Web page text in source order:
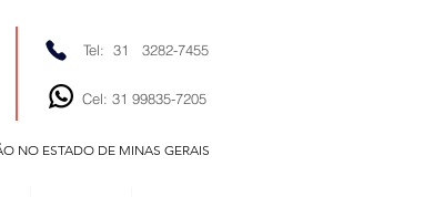
Tel: 31 3282-7455
Cel: 31 99835-7205
NO ESTADO DE MINAS GERAIS